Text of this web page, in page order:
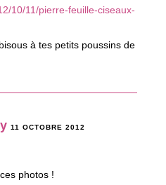
10/11/pierre-feuille-ciseaux-
à tes petits poussins de
11 OCTOBRE 2012
photos !